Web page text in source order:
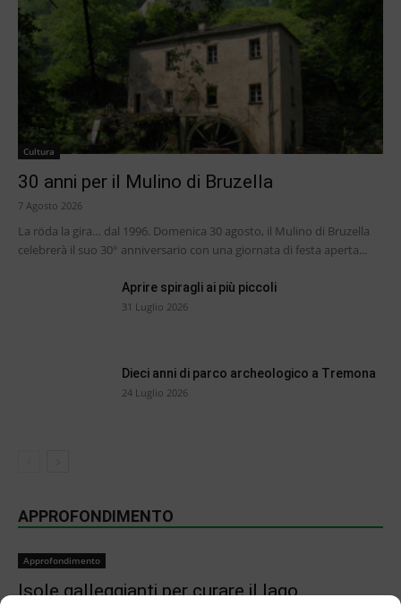
Cultura
30 anni per il Mulino di Bruzella
7 Agosto 2026
La röda la gira… dal 1996. Domenica 30 agosto, il Mulino di Bruzella
celebrerà il suo 30° anniversario con una giornata di festa aperta...
Aprire spiragli ai più piccoli
31 Luglio 2026
Dieci anni di parco archeologico a Tremona
24 Luglio 2026
APPROFONDIMENTO
Approfondimento
Isole galleggianti per curare il lago